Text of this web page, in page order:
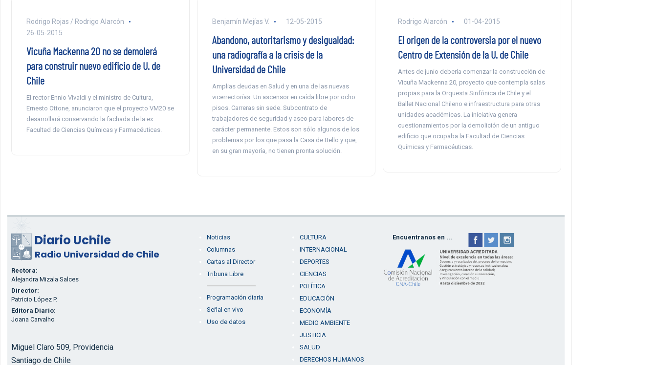
Rodrigo Rojas / Rodrigo Alarcón
26-05-2015
Vicuña Mackenna 20 no se demolerá
para construir nuevo edificio de U. de
Chile
El rector Ennio Vivaldi y el ministro de Cultura,
Ernesto Ottone, anunciaron que el proyecto VM20 se
desarrollará conservando la fachada de la ex
Facultad de Ciencias Químicas y Farmacéuticas.
Benjamín Mejías V. 12-05-2015
Abandono, autoritarismo y desigualdad:
una radiografía a la crisis de la
Universidad de Chile
Amplias deudas en Salud y en una de las nuevas
vicerrectorías. Un ascensor en caída libre por ocho
pisos. Carreras sin sede. Subcontrato de
trabajadores de seguridad y aseo para labores de
carácter permanente. Estos son sólo algunos de los
problemas por los que pasa la Casa de Bello y que,
en su gran mayoría, no tienen pronta solución.
Rodrigo Alarcón 01-04-2015
El origen de la controversia por el nuevo
Centro de Extensión de la U. de Chile
Antes de junio debería comenzar la construcción de
Vicuña Mackenna 20, proyecto que contempla salas
propias para la Orquesta Sinfónica de Chile y el
Ballet Nacional Chileno e infraestructura para otras
unidades académicas. La iniciativa genera
cuestionamientos por la demolición de un antiguo
edificio que ocupaba la Facultad de Ciencias
Químicas y Farmacéuticas.
Diario Uchile
Radio Universidad de Chile
Rectora:
Alejandra Mizala Salces
Director:
Patricio López P.
Editora Diario:
Joana Carvalho
Miguel Claro 509, Providencia
Santiago de Chile
Noticias
Columnas
Cartas al Director
Tribuna Libre
Programación diaria
Señal en vivo
Uso de datos
CULTURA
INTERNACIONAL
DEPORTES
CIENCIAS
POLÍTICA
EDUCACIÓN
ECONOMÍA
MEDIO AMBIENTE
JUSTICIA
SALUD
DERECHOS HUMANOS
Encuentranos en ...